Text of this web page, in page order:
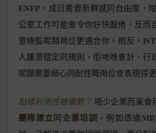
ENFP ，成日需要新鮮感同自由度，
公室工作可能會令你好快厭倦，反而
意總監呢類崗位更適合你。相反，
人鍾意穩定同規則，佢哋喺會計、行
呢類需要細心同耐性嘅崗位會表現得
點樣利用性格優勢？ 唔少企業而家會
團隊建立同企業培訓 ，例如透過